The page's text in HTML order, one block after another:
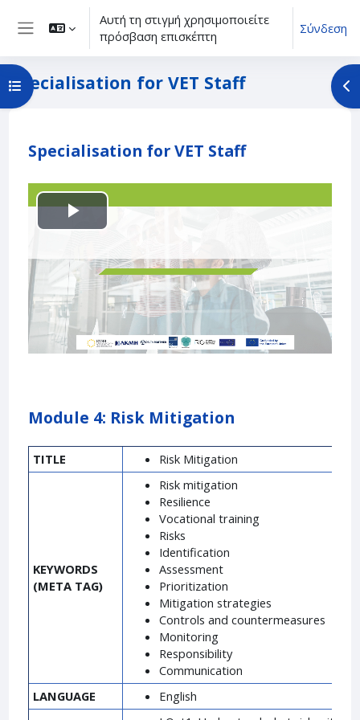
Μετάβαση στο κεντρικό περιεχόμενο
Πλευρικός πίνακας
Αυτή τη στιγμή χρησιμοποιείτε
πρόσβαση επισκέπτη
Σύνδεση
Specialisation for VET Staff
Άνοιγμα ευρετηρίου μαθήματος
Specialisation for VET Staff
Αναπαραγωγή
βίντεο
Module 4: Risk Mitigation
TITLE Risk Mitigation
KEYWORDS
(META TAG)
Risk mitigation
Resilience
Vocational training
Risks
Identification
Assessment
Prioritization
Mitigation strategies
Controls and countermeasures
Monitoring
Responsibility
Communication
LANGUAGE
English